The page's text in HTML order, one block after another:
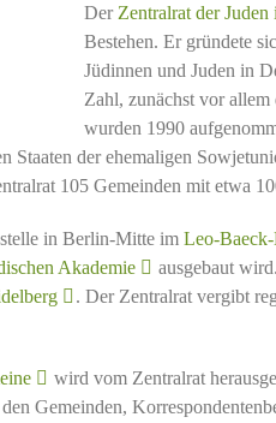
Der Zentralrat der
Bestehen. Er gründete
Jüdinnen und Juden in
Zahl, zunächst vor
wurden 1990
Staaten der ehemaligen
105 Gemeinden mit etwa
in Berlin-Mitte im Leo-
Akademie
ausgebaut
. Der Zentralrat vergibt
wird vom Zentralrat
Gemeinden,